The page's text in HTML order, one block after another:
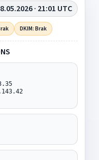
· 21:01 UTC
DKIM: Brak